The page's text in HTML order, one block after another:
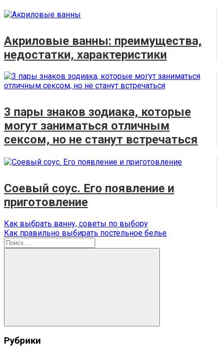
Акриловые ванны: преимущества,
недостатки, характеристики
3 пары знаков зодиака, которые
могут заниматься отличным
сексом, но не станут встречаться
Соевый соус. Его появление и
приготовление
Навигация
по
записям
Предыдущая
запись:
Как выбрать ванну, советы по выбору
Следующая
запись:
Как правильно выбирать постельное белье
Поиск
для:
Поиск
Рубрики